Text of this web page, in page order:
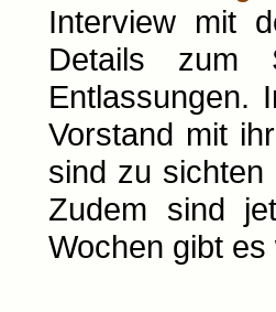
Interview mit
Details zum
Entlassungen.
Vorstand mit
sind zu
Zudem sind
Wochen gibt